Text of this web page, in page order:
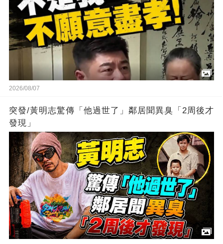
2026/08/07
突發/黃明志驚傳「他過世了」鄰居聞異臭「2周後才
發現」